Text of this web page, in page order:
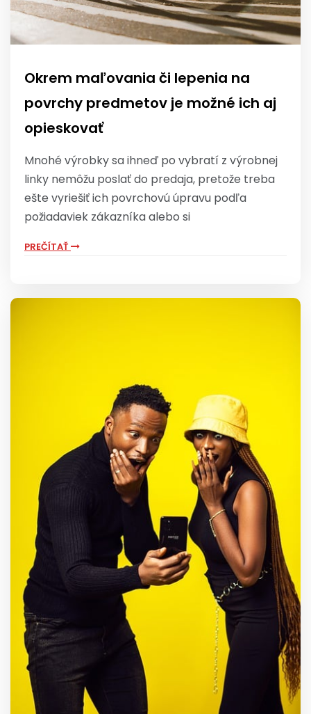
Okrem maľovania či lepenia na
povrchy predmetov je možné ich aj
opieskovať
Mnohé výrobky sa ihneď po vybratí z výrobnej
linky nemôžu poslať do predaja, pretože treba
ešte vyriešiť ich povrchovú úpravu podľa
požiadaviek zákazníka alebo si
PREČÍTAŤ